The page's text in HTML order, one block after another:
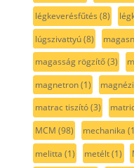
légkeverésfűtés (8)
lúgszivattyú(8)
magasság rögzítő(3)
magnetron(1)
matrac tiszító(3)
MCM (98) mechanika
melitta (1) metélt(1)